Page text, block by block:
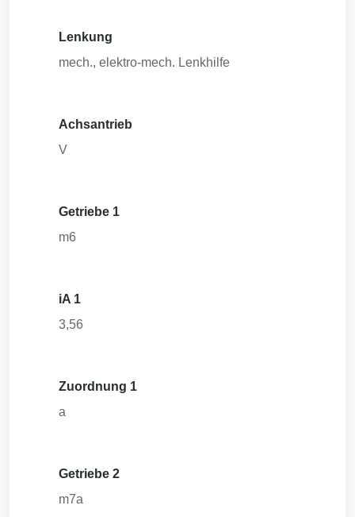
Lenkung
mech., elektro-mech. Lenkhilfe
Achsantrieb
V
Getriebe 1
m6
iA 1
3,56
Zuordnung 1
a
Getriebe 2
m7a